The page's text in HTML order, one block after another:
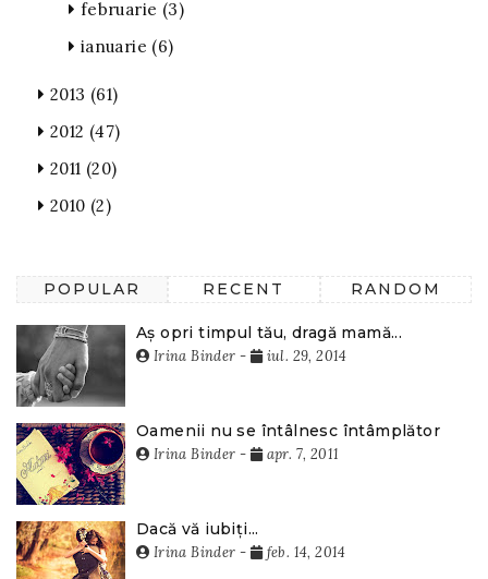
februarie (3)
ianuarie (6)
2013 (61)
2012 (47)
2011 (20)
2010 (2)
POPULAR RECENT RANDOM
Aș opri timpul tău, dragă mamă...
Irina Binder - iul. 29, 2014
Oamenii nu se întâlnesc întâmplător
Irina Binder - apr. 7, 2011
Dacă vă iubiți...
Irina Binder - feb. 14, 2014